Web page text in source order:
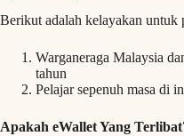
Berikut adalah kelayakan untuk
Warganeraga Malaysia
tahun
Pelajar sepenuh masa di
Apakah eWallet Yang